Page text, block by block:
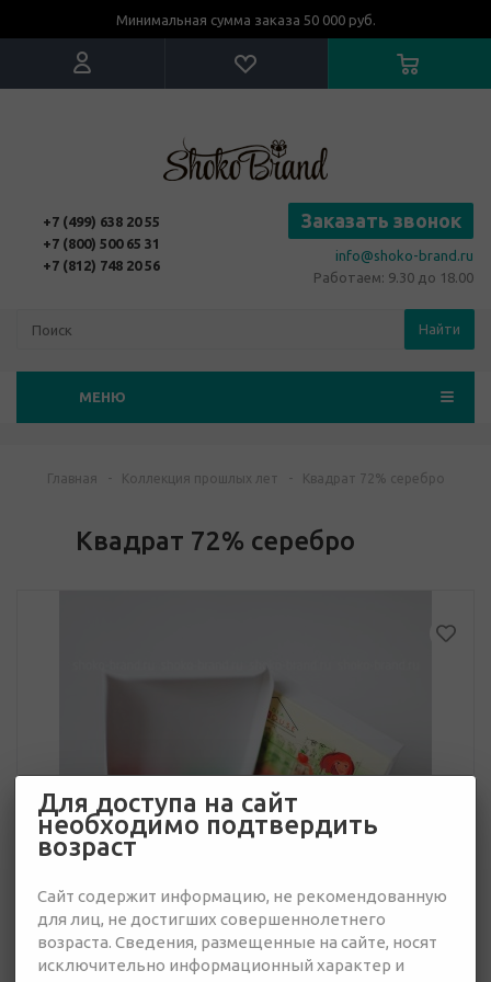
Минимальная сумма заказа 50 000 руб.
+7 (499) 638 20 55
+7 (800) 500 65 31
+7 (812) 748 20 56
Заказать звонок
info@shoko-brand.ru
Работаем: 9.30 до 18.00
Найти
МЕНЮ
Главная - Коллекция прошлых лет - Квадрат 72% серебро
Квадрат 72% серебро
Для доступа на сайт
необходимо подтвердить
возраст
Сайт содержит информацию, не рекомендованную
для лиц, не достигших совершеннолетнего
возраста. Сведения, размещенные на сайте, носят
исключительно информационный характер и